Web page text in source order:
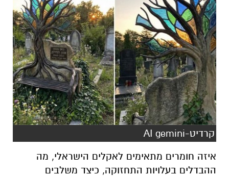
קרדיט-AI gemini
איזה חומרים מתאימים לאקלים הישראלי, מה
ההבדלים בעלויות התחזוקה, כיצד משלבים